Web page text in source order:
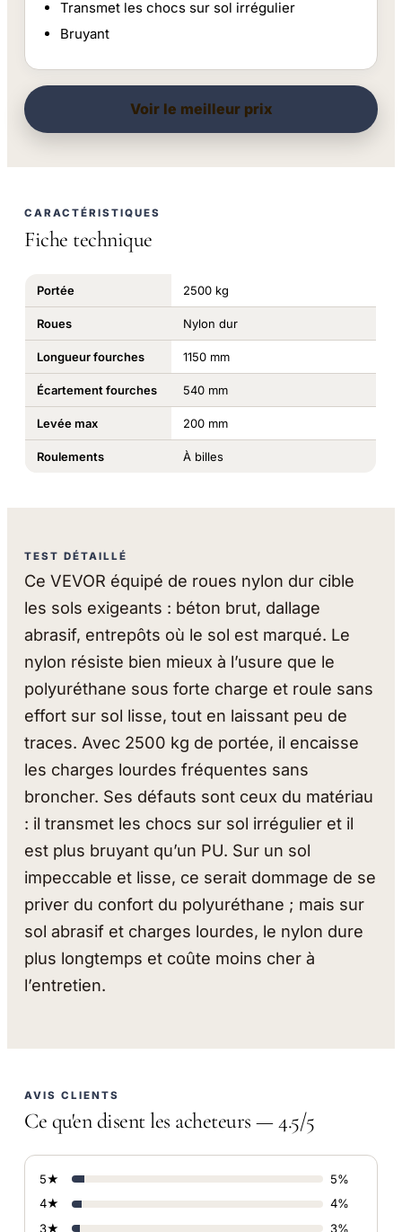
Transmet les chocs sur sol irrégulier
Bruyant
Voir le meilleur prix
CARACTÉRISTIQUES
Fiche technique
Portée 2500 kg
Roues Nylon dur
Longueur fourches 1150 mm
Écartement fourches 540 mm
Levée max 200 mm
Roulements À billes
TEST DÉTAILLÉ
Ce VEVOR équipé de roues nylon dur cible
les sols exigeants : béton brut, dallage
abrasif, entrepôts où le sol est marqué. Le
nylon résiste bien mieux à l’usure que le
polyuréthane sous forte charge et roule sans
effort sur sol lisse, tout en laissant peu de
traces. Avec 2500 kg de portée, il encaisse
les charges lourdes fréquentes sans
broncher. Ses défauts sont ceux du matériau
: il transmet les chocs sur sol irrégulier et il
est plus bruyant qu’un PU. Sur un sol
impeccable et lisse, ce serait dommage de se
priver du confort du polyuréthane ; mais sur
sol abrasif et charges lourdes, le nylon dure
plus longtemps et coûte moins cher à
l’entretien.
AVIS CLIENTS
Ce qu'en disent les acheteurs — 4.5/5
5★
5%
4★
4%
3★
3%